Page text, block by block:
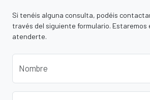
Si tenéis alguna consulta, podéis
través del siguiente formulario. Estaremos
atenderte.
Nombre